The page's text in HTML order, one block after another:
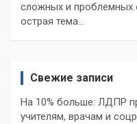
сложных и проблемных
острая тема…
Свежие записи
На 10% больше: ЛДПР
учителям, врачам и